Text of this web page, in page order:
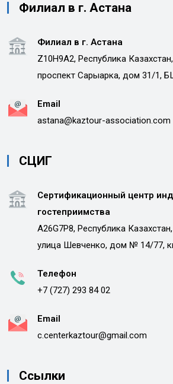
Филиал в г. Астана
Филиал в г. Астана
Z10H9A2, Республика
проспект Сарыарка, дом 31/1,
Email
astana@kaztour-association.com
СЦИГ
Сертификационный центр
гостеприимства
A26G7P8, Республика
улица Шевченко, дом № 14/77,
Телефон
+7 (727) 293 84 02
Email
c.centerkaztour@gmail.com
Ссылки